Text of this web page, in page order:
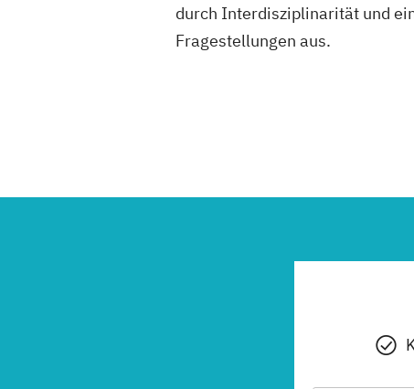
durch Interdisziplinarität und
Fragestellungen aus.